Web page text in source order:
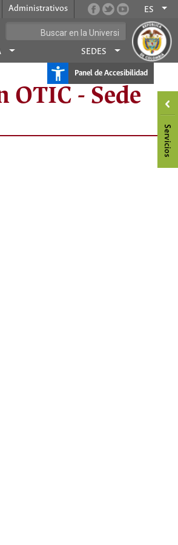
Administrativos ES
SEDES
Panel de Accesibilidad
OTIC - Sede